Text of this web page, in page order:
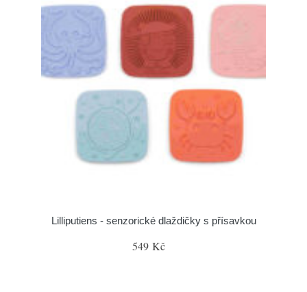
Lilliputiens - senzorické dlaždičky s přísavkou
549 Kč